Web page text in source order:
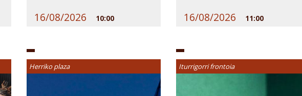
16/08/2026 10:00 16/08/2026 11:00
Herriko plaza Iturrigorri frontoia